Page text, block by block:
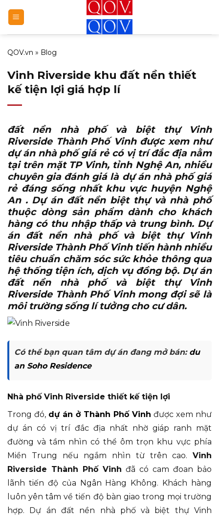
qua
nội
dung
QOV.vn » Blog
Vinh Riverside khu đất nền thiết
kế tiện lợi giá hợp lí
đất nền nhà phố và biệt thự Vinh
Riverside Thành Phố Vinhđược xem như
dự án nhà phố giá rẻ có vị trí đắc địa nằm
tại trên mặt TP Vinh, tỉnh Nghệ An, nhiều
chuyên gia đánh giá là dự án nhà phố giá
rẻ đáng sống nhất khu vực huyện Nghệ
An . Dự án đất nền biệt thự và nhà phố
thuộc dòng sản phẩm dành cho khách
hàng có thu nhập thấp và trung bình. Dự
án đất nền nhà phố và biệt thự Vinh
Riverside Thành Phố Vinh tiến hành nhiều
tiêu chuẩn chăm sóc sức khỏe thông qua
hệ thống tiện ích, dịch vụ đồng bộ. Dự án
đất nền nhà phố và biệt thự Vinh
Riverside Thành Phố Vinh mong đợi sẽ là
môi trường sống lí tưởng cho cư dân.
Có thể bạn quan tâm dự án đang mở bán: du
an Soho Residence
Nhà phố Vinh Riverside thiết kế tiện lợi
Trong đó, dự án ở Thành Phố Vinh được xem như
dự án có vị trí đắc địa nhất nhờ giáp ranh mặt
đường và tầm nhìn có thể ôm trọn khu vực phía
Miền Trung nếu ngắm nhìn từ trên cao. Vinh
Riverside Thành Phố Vinh đã có cam đoan bảo
lãnh tiến độ của Ngân Hàng Không. Khách hàng
luôn yên tâm về tiến độ bàn giao trong mọi trường
hợp. Dự án đất nền nhà phố và biệt thự Vinh